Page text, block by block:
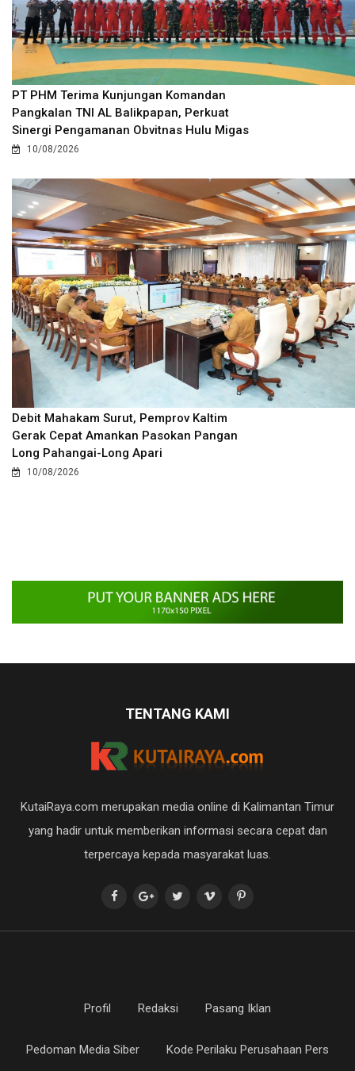
PT PHM Terima Kunjungan Komandan
Pangkalan TNI AL Balikpapan, Perkuat
Sinergi Pengamanan Obvitnas Hulu Migas
10/08/2026
Debit Mahakam Surut, Pemprov Kaltim
Gerak Cepat Amankan Pasokan Pangan
Long Pahangai-Long Apari
10/08/2026
TENTANG KAMI
KutaiRaya.com merupakan media online di Kalimantan Timur
yang hadir untuk memberikan informasi secara cepat dan
terpercaya kepada masyarakat luas.
Profil Redaksi Pasang Iklan
Pedoman Media Siber Kode Perilaku Perusahaan Pers